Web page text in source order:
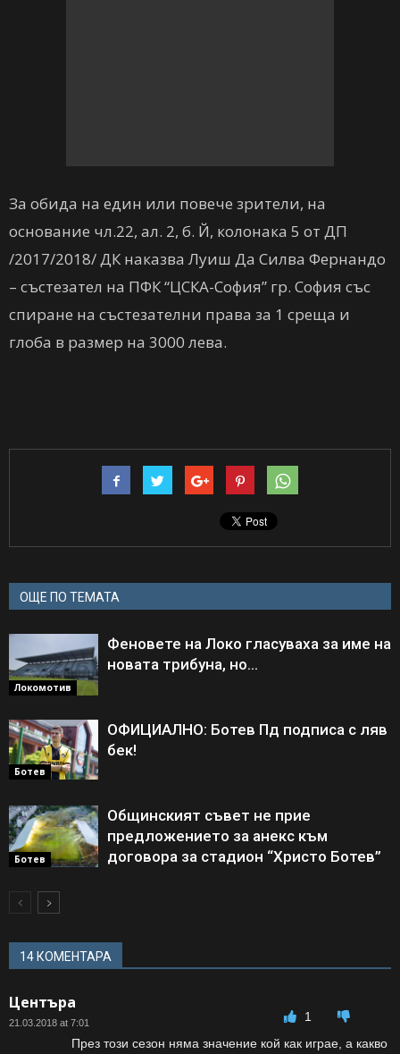
За обида на един или повече зрители, на
основание чл.22, ал. 2, б. Й, колонака 5 от ДП
/2017/2018/ ДК наказва Луиш Да Силва Фернандо
– състезател на ПФК “ЦСКА-София” гр. София със
спиране на състезателни права за 1 среща и
глоба в размер на 3000 лева.
ОЩЕ ПО ТЕМАТА
Локомотив
Феновете на Локо гласуваха за име на
новата трибуна, но…
Ботев
ОФИЦИАЛНО: Ботев Пд подписа с ляв
бек!
Ботев
Общинският съвет не прие
предложението за анекс към
договора за стадион “Христо Ботев”
14 КОМЕНТАРА
Центъра
21.03.2018 at 7:01
1
През този сезон няма значение кой как играе, а какво